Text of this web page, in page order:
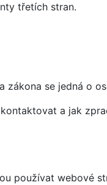
třetích stran.
se jedná o
a jak
používat webové